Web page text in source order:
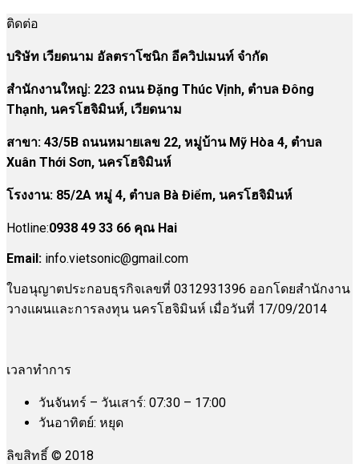
ติดต่อ
บริษัท เวียดนาม อัลตราโซนิก อีควิปเมนท์ จำกัด
สำนักงานใหญ่: 223 ถนน Đặng Thúc Vịnh, ตำบล Đông
Thạnh, นครโฮจิมินห์, เวียดนาม
สาขา: 43/5B ถนนหมายเลข 22, หมู่บ้าน Mỹ Hòa 4, ตำบล
Xuân Thới Sơn, นครโฮจิมินห์
โรงงาน: 85/2A หมู่ 4, ตำบล Bà Điểm, นครโฮจิมินห์
Hotline:0938 49 33 66 คุณ Hai
Email: info.vietsonic@gmail.com
ใบอนุญาตประกอบธุรกิจเลขที่ 0312931396 ออกโดยสำนักงาน
วางแผนและการลงทุน นครโฮจิมินห์ เมื่อวันที่ 17/09/2014
เวลาทำการ
วันจันทร์ – วันเสาร์: 07:30 – 17:00
วันอาทิตย์: หยุด
ลิขสิทธิ์ © 2018